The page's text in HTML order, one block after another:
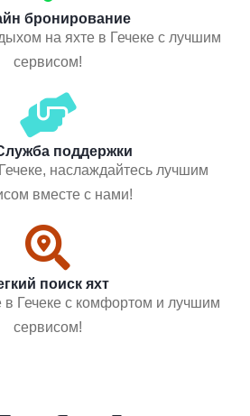
бронирование
на яхте в Гечеке с лучшим
сервисом!
поддержки
наслаждайтесь лучшим
вместе с нами!
поиск яхт
в Гечеке с комфортом и лучшим
сервисом!